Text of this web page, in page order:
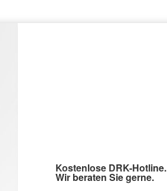
Kostenlose DRK-Hotline.
Wir beraten Sie gerne.